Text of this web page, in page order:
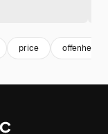
price offenheit